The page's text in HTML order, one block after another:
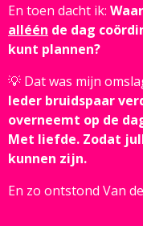
En toen dacht ik:
alléén de dag
kunt plannen?
💡 Dat was mijn
Ieder bruidspaar
overneemt op de
Met liefde. Zodat
kunnen zijn.
En zo ontstond Van